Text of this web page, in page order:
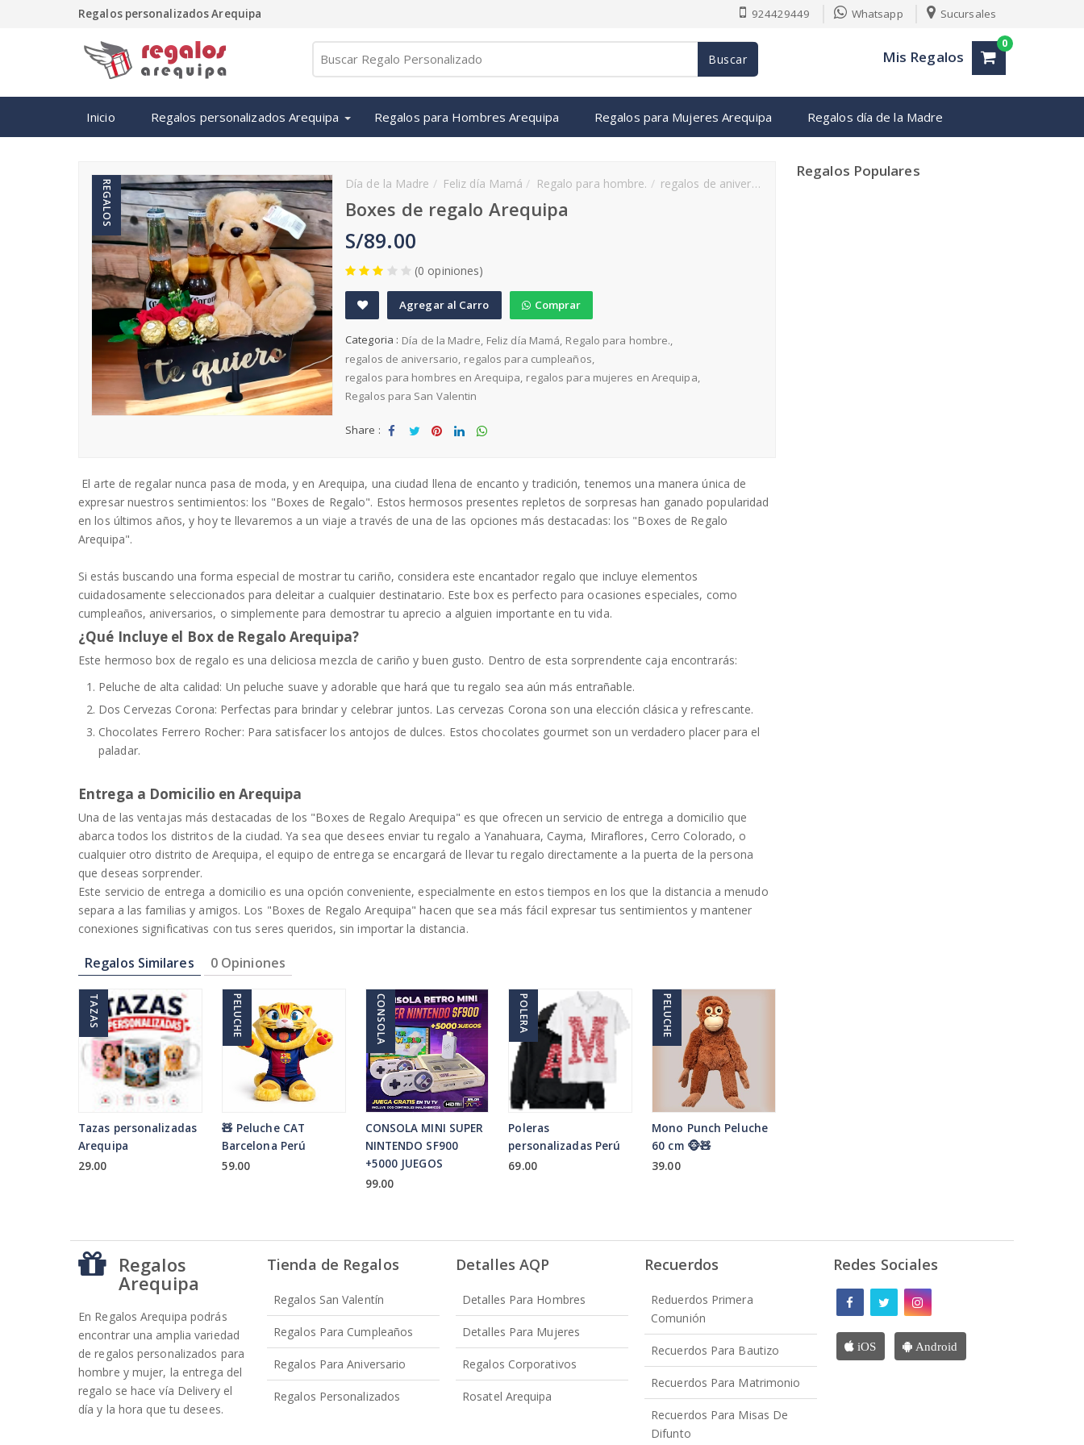
Regalos personalizados Arequipa 924429449 Whatsapp Sucursales
Buscar Mis Regalos
0
Inicio Regalos personalizados Arequipa Regalos para Hombres Arequipa Regalos para Mujeres Arequipa Regalos día de la Madre
REGALOS Día de la Madre Feliz día Mamá Regalo para hombre. regalos de aniversario regalos para cumpleaños
Boxes de regalo Arequipa
S/89.00
(0 opiniones)
A
d
d
t
o
is
st
Agregar al Carro Comprar
Categoria : Día de la Madre Feliz día Mamá Regalo para hombre.
regalos de aniversario regalos para cumpleaños
regalos para hombres en Arequipa regalos para mujeres en Arequipa
Regalos para San Valentin
Share :
El arte de regalar nunca pasa de moda, y en Arequipa, una ciudad llena de encanto y tradición, tenemos una manera única de
expresar nuestros sentimientos: los "Boxes de Regalo". Estos hermosos presentes repletos de sorpresas han ganado popularidad
en los últimos años, y hoy te llevaremos a un viaje a través de una de las opciones más destacadas: los "Boxes de Regalo
Arequipa".
Si estás buscando una forma especial de mostrar tu cariño, considera este encantador regalo que incluye elementos
cuidadosamente seleccionados para deleitar a cualquier destinatario. Este box es perfecto para ocasiones especiales, como
cumpleaños, aniversarios, o simplemente para demostrar tu aprecio a alguien importante en tu vida.
¿Qué Incluye el Box de Regalo Arequipa?
Este hermoso box de regalo es una deliciosa mezcla de cariño y buen gusto. Dentro de esta sorprendente caja encontrarás:
Peluche de alta calidad: Un peluche suave y adorable que hará que tu regalo sea aún más entrañable.
Dos Cervezas Corona: Perfectas para brindar y celebrar juntos. Las cervezas Corona son una elección clásica y refrescante.
Chocolates Ferrero Rocher: Para satisfacer los antojos de dulces. Estos chocolates gourmet son un verdadero placer para el
paladar.
Entrega a Domicilio en Arequipa
Una de las ventajas más destacadas de los "Boxes de Regalo Arequipa" es que ofrecen un servicio de entrega a domicilio que
abarca todos los distritos de la ciudad. Ya sea que desees enviar tu regalo a Yanahuara, Cayma, Miraflores, Cerro Colorado, o
cualquier otro distrito de Arequipa, el equipo de entrega se encargará de llevar tu regalo directamente a la puerta de la persona
que deseas sorprender.
Este servicio de entrega a domicilio es una opción conveniente, especialmente en estos tiempos en los que la distancia a menudo
separa a las familias y amigos. Los "Boxes de Regalo Arequipa" hacen que sea más fácil expresar tus sentimientos y mantener
conexiones significativas con tus seres queridos, sin importar la distancia.
Regalos Similares 0 Opiniones
TAZAS
Tazas personalizadas
Arequipa
29.00
PELUCHE
🧸 Peluche CAT
Barcelona Perú
59.00
CONSOLA
CONSOLA MINI SUPER
NINTENDO SF900
+5000 JUEGOS
99.00
POLERA
Poleras
personalizadas Perú
69.00
PELUCHE
Mono Punch Peluche
60 cm 🐵🧸
39.00
Regalos Populares
Regalos
Arequipa
En Regalos Arequipa podrás
encontrar una amplia variedad
de regalos personalizados para
hombre y mujer, la entrega del
regalo se hace vía Delivery el
día y la hora que tu desees.
Tienda de Regalos
Regalos San Valentín
Regalos Para Cumpleaños
Regalos Para Aniversario
Regalos Personalizados
Detalles AQP
Detalles Para Hombres
Detalles Para Mujeres
Regalos Corporativos
Rosatel Arequipa
Recuerdos
Reduerdos Primera
Comunión
Recuerdos Para Bautizo
Recuerdos Para Matrimonio
Recuerdos Para Misas De
Difunto
Redes Sociales
iOS Android